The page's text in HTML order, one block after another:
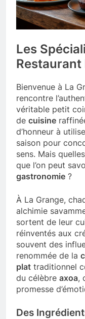
Les
Restaurant
Bienvenue à La
rencontre
véritable petit
de cuisine
d’honneur à
saison pour
sens. Mais
que l’on peut
gastronomie ?
À La Grange,
alchimie
sortent de leur
réinventés aux
souvent des
renommée de la
plat traditionnel
du célèbre axoa,
promesse
Des